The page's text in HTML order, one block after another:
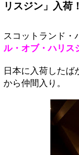
リスジン」入荷
スコットランド・
ル・オブ・ハリス
日本に入荷した
から仲間入り。